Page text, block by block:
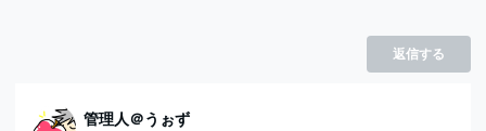
返信する
管理人＠うぉず